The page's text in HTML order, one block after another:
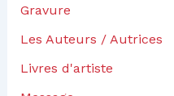
l
Gravure
Les Auteurs / Autrices
Livres d'artiste